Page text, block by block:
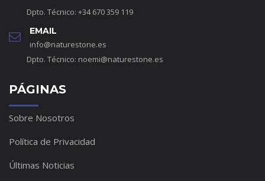
Dpto. Técnico: +34 670 359 119
EMAIL
info@naturestone.es
Dpto. Técnico: noemi@naturestone.es
PÁGINAS
Sobre Nosotros
Política de Privacidad
Últimas Noticias